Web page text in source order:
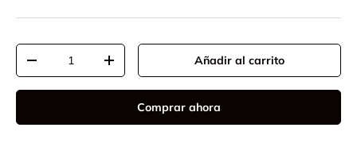
Cant.
-
+ Añadir al carrito
Comprar ahora